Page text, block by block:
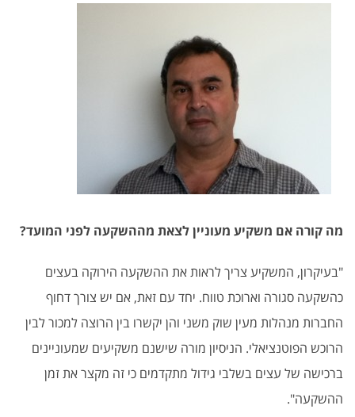
מה קורה אם משקיע מעוניין לצאת מההשקעה לפני המועד?
"בעיקרון, המשקיע צריך לראות את ההשקעה הירוקה בעצים
כהשקעה סגורה וארוכת טווח. יחד עם זאת, אם יש צורך דחוף
החברות מנהלות מעין שוק משני והן יקשרו בין הרוצה למכור לבין
הרוכש הפוטנציאלי. הניסיון מורה שישנם משקיעים שמעוניינים
ברכישה של עצים בשלבי גידול מתקדמים כי זה מקצר את זמן
ההשקעה".